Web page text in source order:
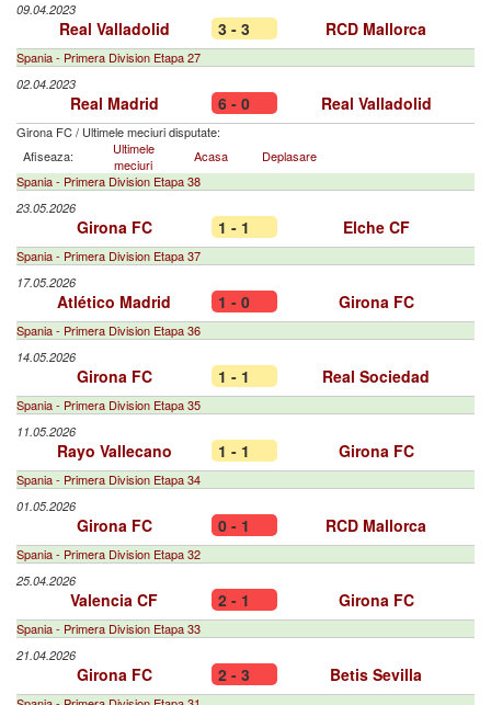
09.04.2023
Real Valladolid 3 - 3 RCD Mallorca
Spania - Primera Division Etapa 27
02.04.2023
Real Madrid 6 - 0 Real Valladolid
Girona FC/ Ultimele meciuri disputate:
Afiseaza:
Ultimele
meciuri
Acasa
Deplasare
Spania - Primera Division Etapa 38
23.05.2026
Girona FC 1 - 1 Elche CF
Spania - Primera Division Etapa 37
17.05.2026
Atlético Madrid 1 - 0 Girona FC
Spania - Primera Division Etapa 36
14.05.2026
Girona FC 1 - 1 Real Sociedad
Spania - Primera Division Etapa 35
11.05.2026
Rayo Vallecano 1 - 1 Girona FC
Spania - Primera Division Etapa 34
01.05.2026
Girona FC 0 - 1 RCD Mallorca
Spania - Primera Division Etapa 32
25.04.2026
Valencia CF 2 - 1 Girona FC
Spania - Primera Division Etapa 33
21.04.2026
Girona FC 2 - 3 Betis Sevilla